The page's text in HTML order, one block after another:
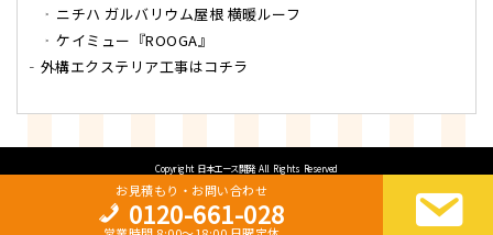
お見積もり・お問い合わせ
0120-661-028
ニチハ ガルバリウム屋根 横暖ルーフ
ケイミュー『ROOGA』
外構エクステリア工事はコチラ
Copyright 日本エース開発All Rights Reserved